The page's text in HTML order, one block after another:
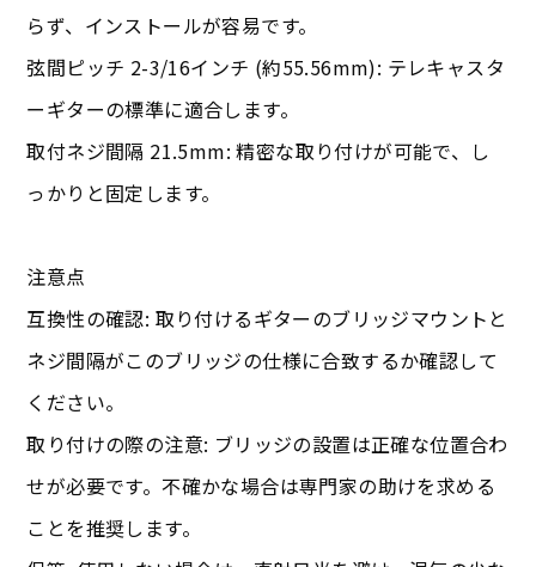
らず、インストールが容易です。
弦間ピッチ 2-3/16インチ (約55.56mm): テレキャスタ
ーギターの標準に適合します。
取付ネジ間隔 21.5mm: 精密な取り付けが可能で、し
っかりと固定します。
注意点
互換性の確認: 取り付けるギターのブリッジマウントと
ネジ間隔がこのブリッジの仕様に合致するか確認して
ください。
取り付けの際の注意: ブリッジの設置は正確な位置合わ
せが必要です。不確かな場合は専門家の助けを求める
ことを推奨します。